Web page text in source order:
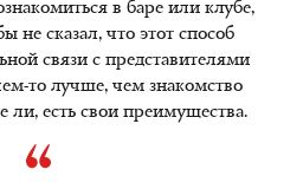
в баре или клубе,
не сказал, что этот способ
связи с представителями
то лучше, чем знакомство
ли, есть свои преимущества.